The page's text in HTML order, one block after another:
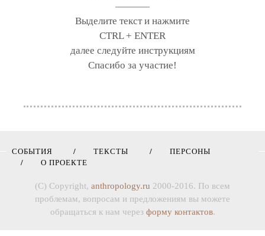
Выделите текст и нажмите
CTRL + ENTER
далее следуйте инструкциям
Спасибо за участие!
СОБЫТИЯ ТЕКСТЫ
ПЕРСОНЫ
О ПРОЕКТЕ
(C) Copyright, anthropology.ru 2000-2016. По всем
проблемам, вопросам и предложениям вы можете
обращаться к нам через форму контактов.